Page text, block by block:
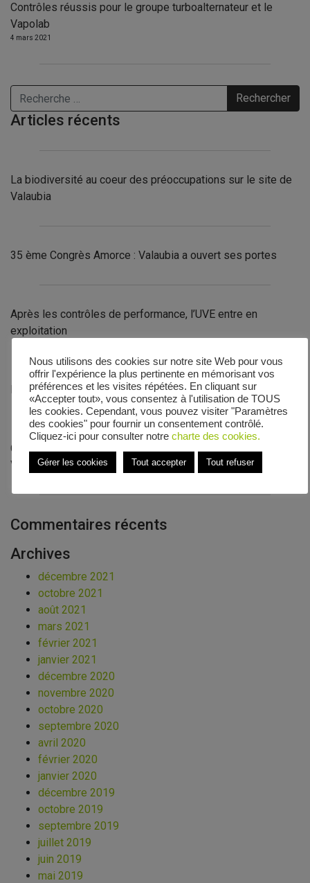
Contrôles réussis pour le groupe turboalternateur et le
Vapolab
4 mars 2021
Rechercher
Articles récents
La biodiversité au coeur des préoccupations sur le site de
Valaubia
35 ème Congrès Amorce : Valaubia a ouvert ses portes
Après les contrôles de performance, l’UVE entre en
exploitation
Dernière ligne droite !
Contrôles réussis pour le groupe turboalternateur et le
Vapolab
Commentaires récents
Archives
décembre 2021
octobre 2021
août 2021
mars 2021
février 2021
janvier 2021
décembre 2020
novembre 2020
octobre 2020
septembre 2020
avril 2020
février 2020
janvier 2020
décembre 2019
octobre 2019
septembre 2019
juillet 2019
juin 2019
mai 2019
Nous utilisons des cookies sur notre site Web pour vous
offrir l'expérience la plus pertinente en mémorisant vos
préférences et les visites répétées. En cliquant sur
«Accepter tout», vous consentez à l'utilisation de TOUS
les cookies. Cependant, vous pouvez visiter "Paramètres
des cookies" pour fournir un consentement contrôlé.
Cliquez-ici pour consulter notre charte des cookies.
Gérer les cookies Tout accepter Tout refuser